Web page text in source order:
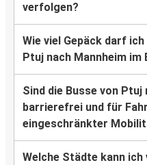
verfolgen?
Wie viel Gepäck darf
Ptuj nach Mannheim im
Sind die Busse von Ptuj
barrierefrei und für
eingeschränkter
Welche Städte kann